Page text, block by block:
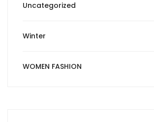
Uncategorized
Winter
WOMEN FASHION